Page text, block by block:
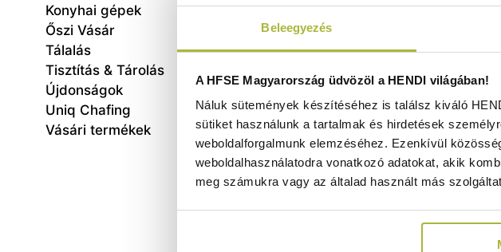
Beleegyezés
A HFSE Magyarország üdvözöl a HENDI világában!
Náluk sütemények készítéséhez is találsz kiváló
sütiket használunk a tartalmak és hirdetések
weboldalforgalmunk elemzéséhez. Ezenkívül
weboldalhasználatodra vonatkozó adatokat, akik
meg számukra vagy az általad használt más
Konyhai gépek
Őszi Vásár
Tálalás
Tisztítás & Tárolás
Újdonságok
Uniq Chafing
Vásári termékek
Öntöttvas grillező edény –
230x230x(H)25mm - HENDI
5.535Ft+ ÁFA)